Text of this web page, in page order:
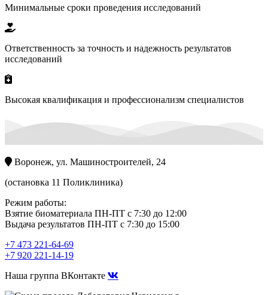
Минимальные сроки проведения исследований
Ответственность за точность и надежность результатов
исследований
Высокая квалификация и профессионализм специалистов
Воронеж, ул. Машиностроителей, 24
(остановка 11 Поликлиника)
Режим работы:
Взятие биоматериала ПН-ПТ с 7:30 до 12:00
Выдача результатов ПН-ПТ с 7:30 до 15:00
+7 473 221-64-69
+7 920 221-14-19
Наша группа ВКонтакте